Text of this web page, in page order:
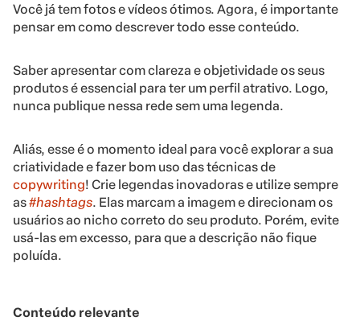
Você já tem fotos e vídeos ótimos. Agora, é importante
pensar em como descrever todo esse conteúdo.
Saber apresentar com clareza e objetividade os seus
produtos é essencial para ter um perfil atrativo. Logo,
nunca publique nessa rede sem uma legenda.
Aliás, esse é o momento ideal para você explorar a sua
criatividade e fazer bom uso das técnicas de
copywriting! Crie legendas inovadoras e utilize sempre
as#hashtags. Elas marcam a imagem e direcionam os
usuários ao nicho correto do seu produto. Porém, evite
usá-las em excesso, para que a descrição não fique
poluída.
Conteúdo relevante